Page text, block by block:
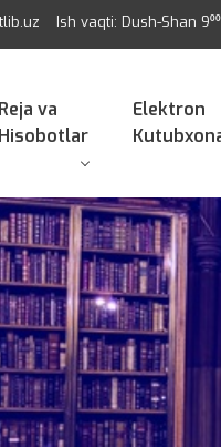
Ish vaqti: Dush-Shan
Reja va
Hisobotlar
Elektron